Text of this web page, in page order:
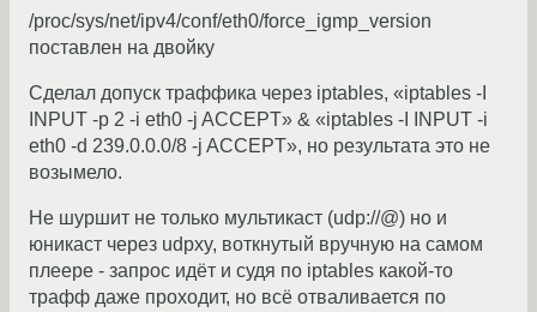
/proc/sys/net/ipv4/conf/eth0/force_igmp_version
поставлен на двойку
Сделал допуск траффика через iptables, «iptables -I
INPUT -p 2 -i eth0 -j ACCEPT» & «iptables -I INPUT -i
eth0 -d 239.0.0.0/8 -j ACCEPT», но результата это не
возымело.
Не шуршит не только мультикаст (udp://@) но и
юникаст через udpxy, воткнутый вручную на самом
плеере - запрос идёт и судя по iptables какой-то
трафф даже проходит, но всё отваливается по